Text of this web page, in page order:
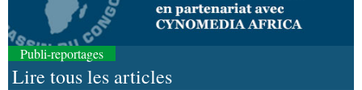
Publi-reportages
Lire tous les articles